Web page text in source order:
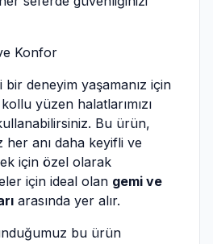
Konfor
deneyim yaşamanız için
yüzen halatlarımızı
Bu ürün,
her anı daha keyifli ve
için özel olarak
için ideal olan gemi ve
arasında yer alır.
bu ürün